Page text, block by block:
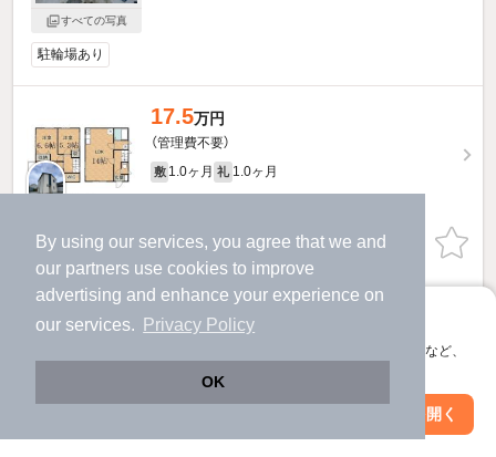
By using our services, you agree that we and
our partners use cookies to improve
advertising and enhance your experience on
our services.
Privacy Policy
OK
アプリに切り替えて、サクサクお部屋探し
会員登録なしですぐ使える。マップ検索やお気に入り保存など、
アプリを開く
すべての写真
駐輪場あり
17.5万円
（管理費不要）
敷 1.0ヶ月 礼 1.0ヶ月
お問い合わせ（無料）
ほか提供
絞り込み条件を変更